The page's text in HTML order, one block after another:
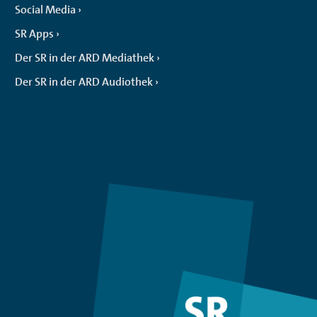
Social Media
SR Apps
Der SR in der ARD Mediathek
Der SR in der ARD Audiothek